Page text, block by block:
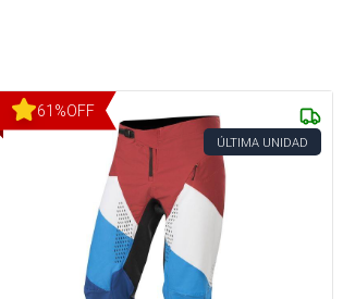
61 %OFF
ÚLTIMA UNIDAD